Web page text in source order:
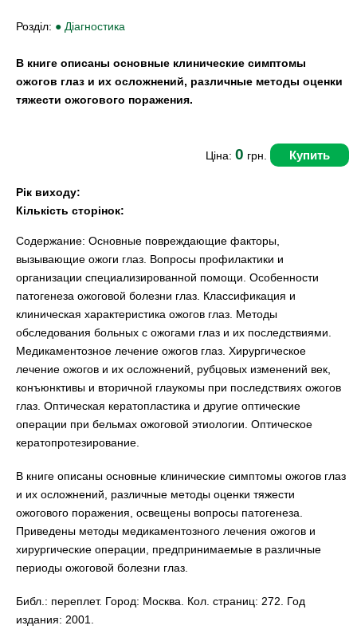
Розділ: ● Діагностика
В книге описаны основные клинические симптомы
ожогов глаз и их осложнений, различные методы оценки
тяжести ожогового поражения.
Ціна: 0 грн. Купить
Рік виходу:
Кількість сторінок:
Содержание: Основные повреждающие факторы,
вызывающие ожоги глаз. Вопросы профилактики и
организации специализированной помощи. Особенности
патогенеза ожоговой болезни глаз. Классификация и
клиническая характеристика ожогов глаз. Методы
обследования больных с ожогами глаз и их последствиями.
Медикаментозное лечение ожогов глаз. Хирургическое
лечение ожогов и их осложнений, рубцовых изменений век,
конъюнктивы и вторичной глаукомы при последствиях ожогов
глаз. Оптическая кератопластика и другие оптические
операции при бельмах ожоговой этиологии. Оптическое
кератопротезирование.
В книге описаны основные клинические симптомы ожогов глаз
и их осложнений, различные методы оценки тяжести
ожогового поражения, освещены вопросы патогенеза.
Приведены методы медикаментозного лечения ожогов и
хирургические операции, предпринимаемые в различные
периоды ожоговой болезни глаз.
Библ.: переплет. Город: Москва. Кол. страниц: 272. Год
издания: 2001.